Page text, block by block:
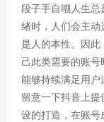
段子手自嘲人生总
绪时，人们会主
是人的本性。因
己此类需要的账
能够持续满足用户
留意一下抖音上
设的打造，在账